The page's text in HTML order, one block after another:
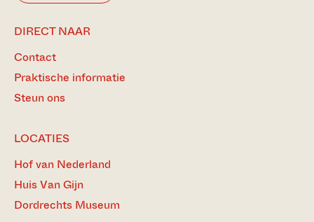
DIRECT NAAR
Contact
Praktische informatie
Steun ons
LOCATIES
Hof van Nederland
Huis Van Gijn
Dordrechts Museum